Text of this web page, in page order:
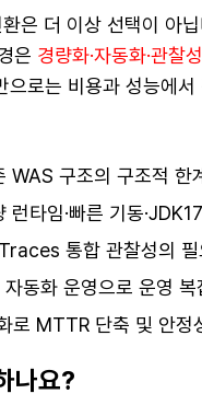
은 더 이상 선택이 아
은 경량화·자동화·관찰
으로는 비용과 성능에
WAS 구조의 구조적 한계
타임·빠른 기동
통합 관찰성의 필
동화 운영으로 운영 복
로 MTTR 단축 및 안정
나요?